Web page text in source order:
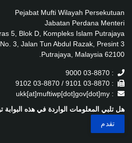
Pejabat Mufti Wilayah Persekutuan
Jabatan Perdana Menteri
5, Blok D, Kompleks Islam Putrajaya
No. 3, Jalan Tun Abdul Razak, Presint 3
62100 Putrajaya, Malaysia.
: 03-8870 9000
: 03-8870 9101 / 03-8870 9102
: ukk[at]muftiwp[dot]gov[dot]my
هل تلبي المعلومات الواردة في هذه البوابة